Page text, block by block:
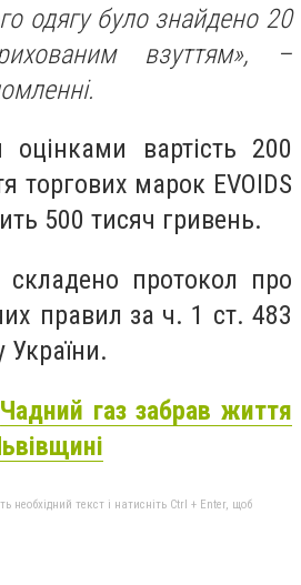
одягу було знайдено 20
взуттям», –
вартість 200
торгових марок EVOIDS
500 тисяч гривень.
протокол про
правил за ч. 1 ст. 483
України.
Чадний газ забрав життя
необхідний текст і натисніть Ctrl + Enter, щоб